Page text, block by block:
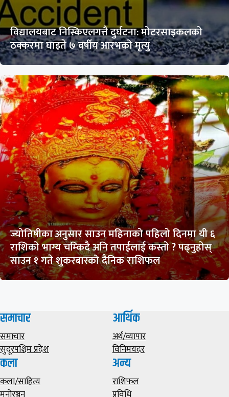
विद्यालयबाट निस्किएलगत्तै दुर्घटना: मोटरसाइकलको
ठक्करमा घाइते ७ वर्षीय आरभको मृत्यु
ज्योतिषीका अनुसार साउन महिनाको पहिलो दिनमा यी ६
राशिको भाग्य चम्किदै अनि तपाईलाई कस्तो ? पढ्नुहोस्
साउन १ गते शुकरबारको दैनिक राशिफल
समाचार
समाचार
सुदूरपश्चिम प्रदेश
आर्थिक
अर्थ/व्यापार
विनिमयदर
कला
कला/साहित्य
अन्य
राशिफल